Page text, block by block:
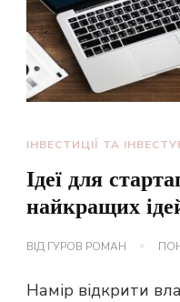
ІНВЕСТИЦІЇ ТА
Ідеї для
найкращих
ВІД ГУРОВ РОМАН
Намір відкрити